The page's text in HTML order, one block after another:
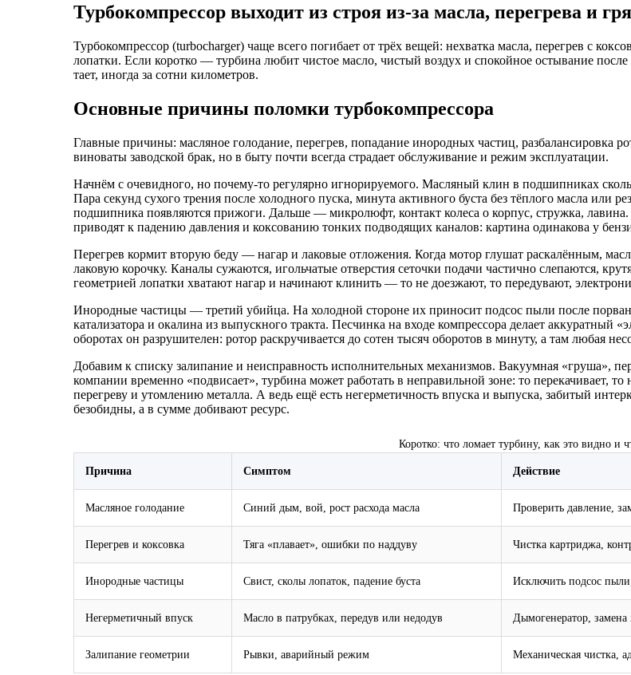
Турбокомпрессор выходит из строя из‑за масла, перегрева и
Турбокомпрессор (turbocharger) чаще всего погибает от трёх вещей: нехватка масла, перегрев с
лопатки. Если коротко — турбина любит чистое масло, чистый воздух и спокойное остывание
тает, иногда за сотни километров.
Основные причины поломки турбокомпрессора
Главные причины: масляное голодание, перегрев, попадание инородных частиц, разбалансировка
виноваты заводской брак, но в быту почти всегда страдает обслуживание и режим эксплуатации.
Начнём с очевидного, но почему-то регулярно игнорируемого. Масляный клин в подшипниках
Пара секунд сухого трения после холодного пуска, минута активного буста без тёплого масла или
подшипника появляются прижоги. Дальше — микролюфт, контакт колеса о корпус, стружка,
приводят к падению давления и коксованию тонких подводящих каналов: картина одинакова у
Перегрев кормит вторую беду — нагар и лаковые отложения. Когда мотор глушат раскалённым,
лаковую корочку. Каналы сужаются, игольчатые отверстия сеточки подачи частично слепаются,
геометрией лопатки хватают нагар и начинают клинить — то не доезжают, то передувают,
Инородные частицы — третий убийца. На холодной стороне их приносит подсос пыли после
катализатора и окалина из выпускного тракта. Песчинка на входе компрессора делает аккуратный
оборотах он разрушителен: ротор раскручивается до сотен тысяч оборотов в минуту, а там любая
Добавим к списку залипание и неисправность исполнительных механизмов. Вакуумная «груша»,
компании временно «подвисает», турбина может работать в неправильной зоне: то перекачивает,
перегреву и утомлению металла. А ведь ещё есть негерметичность впуска и выпуска, забитый
безобидны, а в сумме добивают ресурс.
Коротко: что ломает турбину, как это видно и
Причина Симптом Действие
Масляное голодание Синий дым, вой, рост расхода масла Проверить давление,
Перегрев и коксовка Тяга «плавает», ошибки по наддуву Чистка картриджа,
Инородные частицы Свист, сколы лопаток, падение буста Исключить подсос
Негерметичный впуск Масло в патрубках, передув или недодув Дымогенератор, замена
Залипание геометрии Рывки, аварийный режим Механическая чистка,